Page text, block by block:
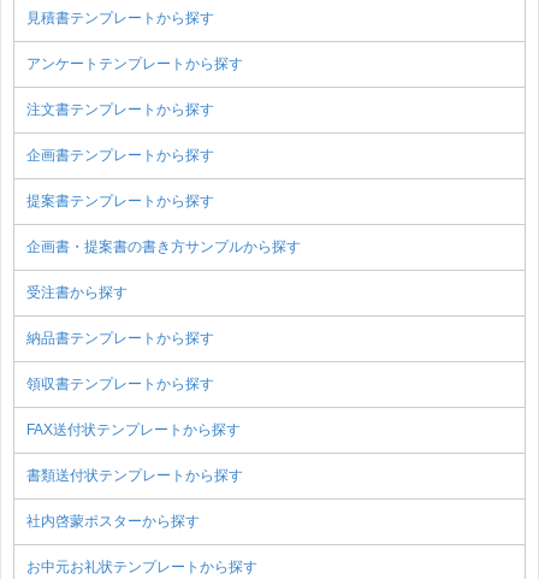
見積書テンプレートから探す
アンケートテンプレートから探す
注文書テンプレートから探す
企画書テンプレートから探す
提案書テンプレートから探す
企画書・提案書の書き方サンプルから探す
受注書から探す
納品書テンプレートから探す
領収書テンプレートから探す
FAX送付状テンプレートから探す
書類送付状テンプレートから探す
社内啓蒙ポスターから探す
お中元お礼状テンプレートから探す